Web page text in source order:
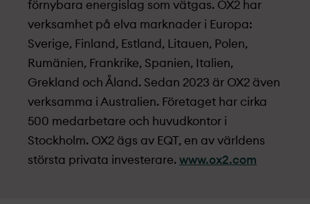
förnybara energislag som vätgas. OX2 har
verksamhet på elva marknader i Europa:
Sverige, Finland, Estland, Litauen, Polen,
Rumänien, Frankrike, Spanien, Italien,
Grekland och Åland. Sedan 2023 är OX2 även
verksamma i Australien. Företaget har cirka
500 medarbetare och huvudkontor i
Stockholm. OX2 ägs av EQT, en av världens
största privata investerare. www.ox2.com